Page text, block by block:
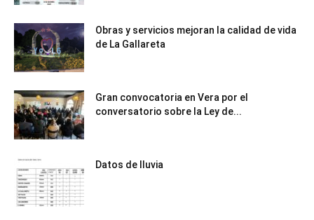
Obras y servicios mejoran la calidad de vida
de La Gallareta
Gran convocatoria en Vera por el
conversatorio sobre la Ley de...
Datos de lluvia